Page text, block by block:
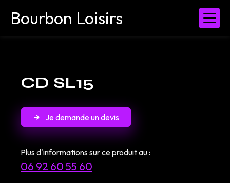
Bourbon Loisirs
CD SL15
Je demande un devis
Plus d'informations sur ce produit au :
06 92 60 55 60